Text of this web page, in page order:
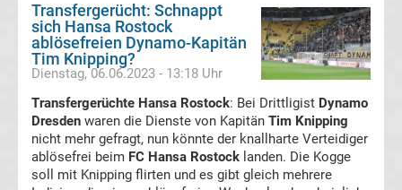
Transfergerüchte
Schalke
04
Transfergerüchte
Transfergerücht: Schnappt
sich Hansa Rostock
ablösefreien Dynamo-Kapitän
Tim Knipping?
Dienstag, 06.06.2023 - 13:18 Uhr
Transfergerüchte Hansa Rostock: Bei Drittligist Dynamo
Dresden waren die Dienste von Kapitän Tim Knipping
nicht mehr gefragt, nun könnte der knallharte Verteidiger
ablösefrei beim FC Hansa Rostock landen. Die Kogge
soll mit Knipping flirten und es gibt gleich mehrere